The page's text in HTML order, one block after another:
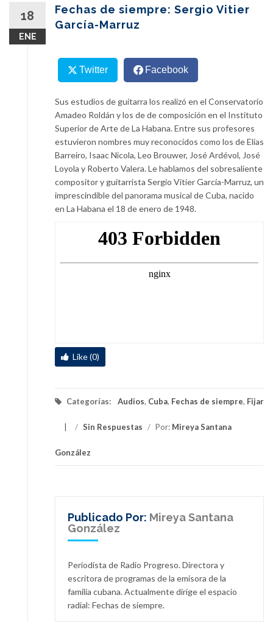
18
ENE
Fechas de siempre: Sergio Vitier
García-Marruz
Twitter Facebook
Sus estudios de guitarra los realizó en el Conservatorio
Amadeo Roldán y los de de composición en el Instituto
Superior de Arte de La Habana. Entre sus profesores
estuvieron nombres muy reconocidos como los de Elías
Barreiro, Isaac Nicola, Leo Brouwer, José Ardévol, José
Loyola y Roberto Valera. Le hablamos del sobresaliente
compositor y guitarrista Sergio Vitier García-Marruz, un
imprescindible del panorama musical de Cuba, nacido
en La Habana el 18 de enero de 1948.
Like (0)
Categorías: Audios, Cuba, Fechas de siempre, Fijar
/ Sin Respuestas / Por: Mireya Santana
González
Publicado Por: Mireya Santana
González
Periodista de Radio Progreso. Directora y
escritora de programas de la emisora de la
familia cubana. Actualmente dirige el espacio
radial: Fechas de siempre.